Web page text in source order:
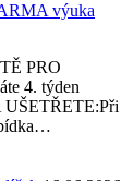
výuka
PRO
4. týden